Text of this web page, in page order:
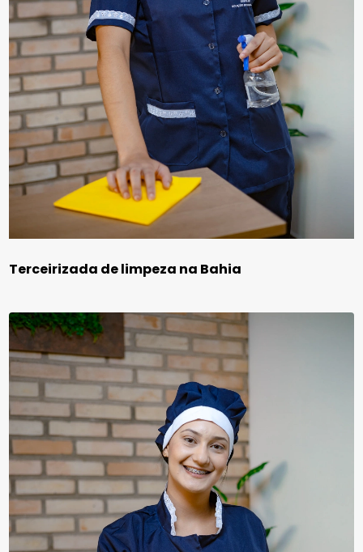
Terceirizada de limpeza na Bahia